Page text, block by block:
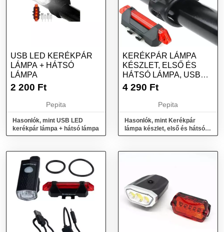
USB LED KERÉKPÁR
LÁMPA + HÁTSÓ
LÁMPA
2 200 Ft
Pepita
Hasonlók, mint USB LED
kerékpár lámpa + hátsó lámpa
KERÉKPÁR LÁMPA
KÉSZLET, ELSŐ ÉS
HÁTSÓ LÁMPA, USB
TÖLTÉS, FEKETE
4 290 Ft
Pepita
Hasonlók, mint Kerékpár
lámpa készlet, első és hátsó
lámpa, USB töltés, fekete